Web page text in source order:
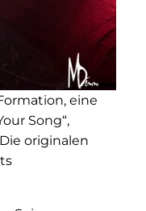
eine
Song“,
originalen